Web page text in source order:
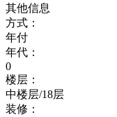
其他信息
方式：
年付
年代：
0
楼层：
中楼层/18层
装修：